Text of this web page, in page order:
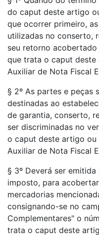
do caput deste artigo
que ocorrer primeiro,
utilizadas no conserto,
seu retorno
que trata o caput
Auxiliar de Nota Fiscal
§ 2º As partes e peças
destinadas ao
de garantia, conserto,
ser discriminadas no
o caput deste artigo
Auxiliar de Nota Fiscal
§ 3º Deverá ser
imposto, para
mercadorias
consignando-se no
Complementares" o
trata o caput deste